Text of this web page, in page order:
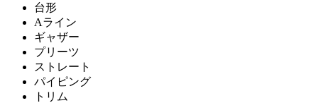
台形
Aライン
ギャザー
プリーツ
ストレート
パイピング
トリム